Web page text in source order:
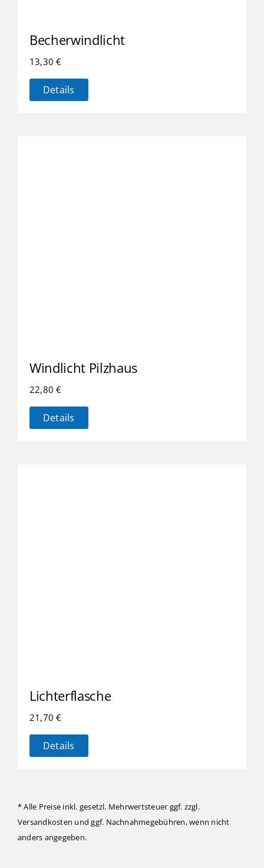
Becherwindlicht
13,30€
Details
Windlicht Pilzhaus
22,80€
Details
Lichterflasche
21,70€
Details
* Alle Preise inkl. gesetzl. Mehrwertsteuer ggf. zzgl.
Versandkosten und ggf. Nachnahmegebühren, wenn nicht
anders angegeben.